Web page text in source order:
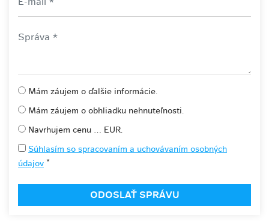
Mám záujem o ďalšie informácie.
Mám záujem o obhliadku nehnuteľnosti.
Navrhujem cenu ... EUR.
Súhlasím so spracovaním a uchovávaním osobných
údajov *